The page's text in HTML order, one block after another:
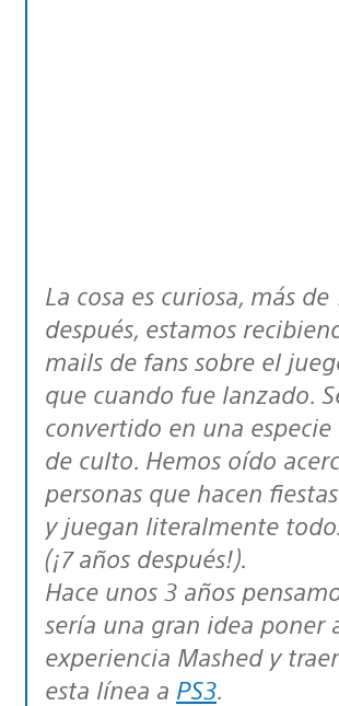
La cosa es curiosa, más de 7 años
después, estamos
mails de fans sobre el
que cuando fue lanzado.
convertido en una especie
de culto. Hemos oído
personas que hacen
y juegan literalmente
(¡7 años después!).
Hace unos 3 años
sería una gran idea poner
experiencia Mashed y
esta línea a PS3.